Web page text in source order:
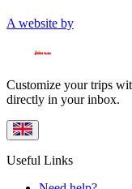
A website by
Customize your trips
directly in your inbox.
Useful Links